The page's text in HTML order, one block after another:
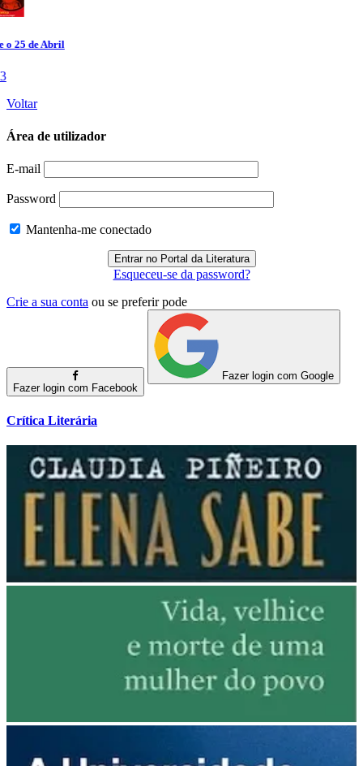
Voltar
Área de utilizador
E-mail
Password
Mantenha-me conectado
Esqueceu-se da password?
Crie a sua conta ou se preferir pode
Fazer login com Facebook
Fazer login com Google
Crítica Literária